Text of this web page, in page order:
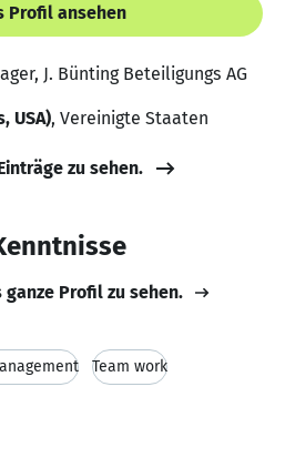
Profil ansehen
J. Bünting Beteiligungs AG
USA), Vereinigte Staaten
zu sehen.
ganze Profil zu sehen.
Team work